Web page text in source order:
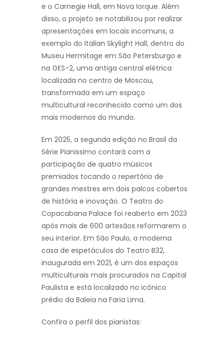
e o Carnegie Hall, em Nova Iorque. Além
disso, o projeto se notabilizou por realizar
apresentações em locais incomuns, a
exemplo do Italian Skylight Hall, dentro do
Museu Hermitage em São Petersburgo e
na GES-2, uma antiga central elétrica
localizada no centro de Moscou,
transformada em um espaço
multicultural reconhecido como um dos
mais modernos do mundo.
Em 2025, a segunda edição no Brasil da
Série Pianissimo contará com a
participação de quatro músicos
premiados tocando o repertório de
grandes mestres em dois palcos cobertos
de história e inovação. O Teatro do
Copacabana Palace foi reaberto em 2023
após mais de 600 artesãos reformarem o
seu interior. Em São Paulo, a moderna
casa de espetáculos do Teatro B32,
inaugurada em 2021, é um dos espaços
multiculturais mais procurados na Capital
Paulista e está localizado no icônico
prédio da Baleia na Faria Lima.
Confira o perfil dos pianistas: